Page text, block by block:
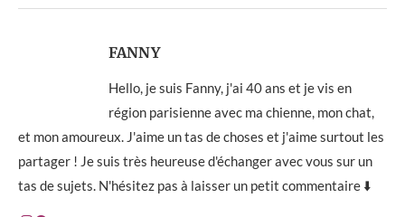
FANNY
Hello, je suis Fanny, j'ai 40 ans et je vis en
région parisienne avec ma chienne, mon chat,
et mon amoureux. J'aime un tas de choses et j'aime surtout les
partager ! Je suis très heureuse d'échanger avec vous sur un
tas de sujets. N'hésitez pas à laisser un petit commentaire ⬇️